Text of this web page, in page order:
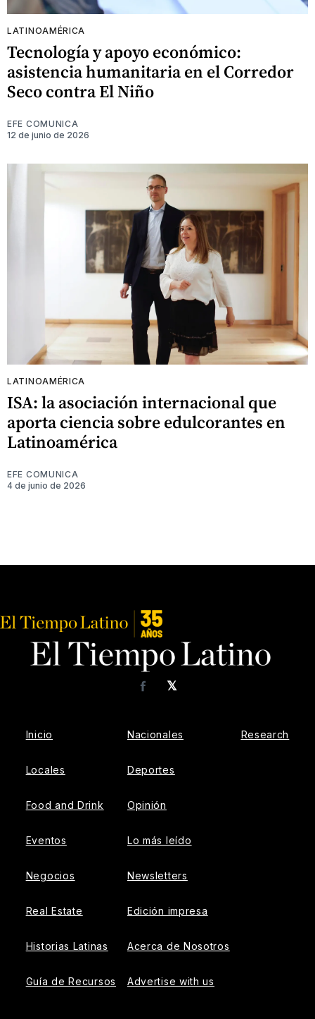
LATINOAMÉRICA
Tecnología y apoyo económico:
asistencia humanitaria en el Corredor
Seco contra El Niño
EFE COMUNICA
12 de junio de 2026
LATINOAMÉRICA
ISA: la asociación internacional que
aporta ciencia sobre edulcorantes en
Latinoamérica
EFE COMUNICA
4 de junio de 2026
𝕏
Facebook
Inicio
Locales
Food and Drink
Eventos
Negocios
Real Estate
Historias Latinas
Guía de Recursos
Nacionales
Deportes
Opinión
Lo más leído
Newsletters
Edición impresa
Acerca de Nosotros
Advertise with us
Research